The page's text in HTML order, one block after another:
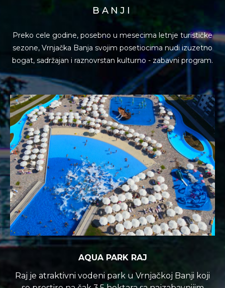
BANJI
Preko cele godine, posebno u mesecima letnje turističke
sezone, Vrnjačka Banja svojim posetiocima nudi izuzetno
bogat, sadržajan i raznovrstan kulturno - zabavni program.
AQUA PARK RAJ
Raj je atraktivni vodeni park u Vrnjačkoj Banji koji